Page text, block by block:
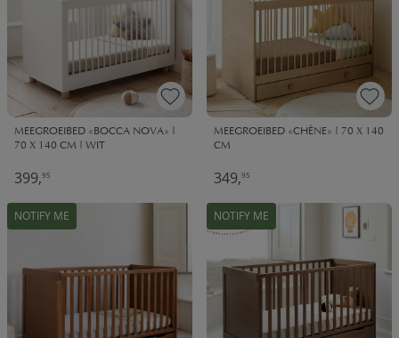
MEEGROEIBED «BOCCA NOVA» |
70 X 140 CM | WIT
399,95
MEEGROEIBED «CHÊNE» | 70 X 140
CM
349,95
NOTIFY ME NOTIFY ME